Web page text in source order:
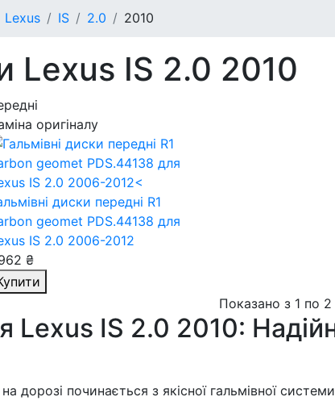
Lexus IS 2.0 2010
Lexus IS 2.0 2010
оригіналу
диски передні R1
geomet PDS.44138 для
IS 2.0 2006-2012
₴
Показано з 1 по 2
Lexus IS 2.0 2010:
дорозі починається з якісної гальмівної